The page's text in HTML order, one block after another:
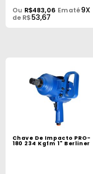
Ou R$483,06 Em até9X
de R$53,67
Chave De Impacto PRO-
180 234 Kgfm 1" Berliner